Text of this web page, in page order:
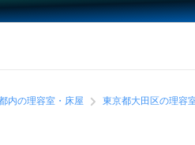
内の理容室・床屋 東京都大田区の理容